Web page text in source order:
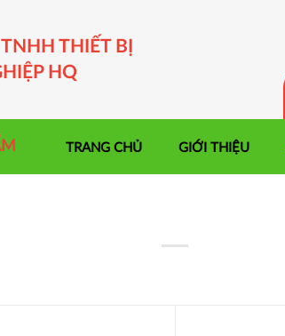
THIẾT BỊ
HQ
TRANG CHỦ GIỚI THIỆU